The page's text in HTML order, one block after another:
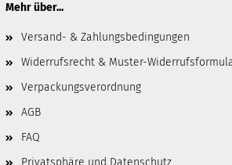
Mehr über...
Versand- & Zahlungsbedingungen
Widerrufsrecht & Muster-
Verpackungsverordnung
AGB
FAQ
Privatsphäre und Datenschutz